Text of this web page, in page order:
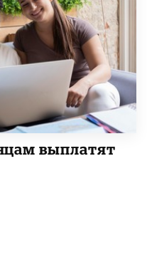
выплатят